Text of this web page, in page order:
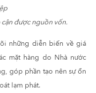
được nguồn vốn.
những diễn biến về giá
mặt hàng do Nhà nước
góp phần tạo nên sự ổn
lạm phát.